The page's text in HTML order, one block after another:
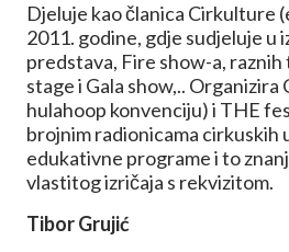
Djeluje kao članica Cirkulture
2011. godine, gdje sudjeluje u
predstava, Fire show-a, raznih
stage i Gala show,.. Organizira
hulahoop konvenciju) i THE
brojnim radionicama cirkuskih
edukativne programe i to
vlastitog izričaja s rekvizitom.
Tibor Grujić